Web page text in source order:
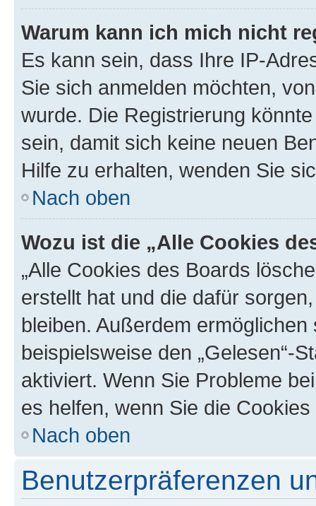
Warum kann ich mich nicht
Es kann sein, dass Ihre IP-
Sie sich anmelden möchten,
wurde. Die Registrierung
sein, damit sich keine neuen
Hilfe zu erhalten, wenden Sie
Nach oben
Wozu ist die „Alle Cookies
„Alle Cookies des Boards
erstellt hat und die dafür
bleiben. Außerdem
beispielsweise den „Gelesen“-
aktiviert. Wenn Sie Probleme
es helfen, wenn Sie die
Nach oben
Benutzerpräferenzen